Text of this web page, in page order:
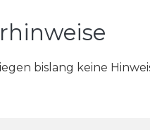
bislang keine